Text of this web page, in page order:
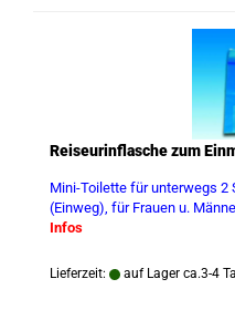
Reiseurinflasche zum
Mini-Toilette für unterwegs 2
(Einweg), für Frauen u.
Infos
Lieferzeit: auf Lager ca.3-4